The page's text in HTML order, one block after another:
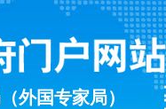
外国专家局）